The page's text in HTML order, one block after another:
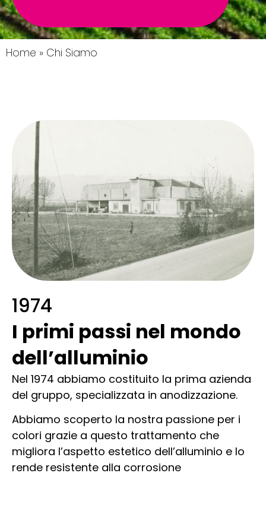
Home » Chi Siamo
1974
I primi passi nel mondo
dell’alluminio
Nel 1974 abbiamo costituito la prima azienda
del gruppo, specializzata in anodizzazione.
Abbiamo scoperto la nostra passione per i
colori grazie a questo trattamento che
migliora l’aspetto estetico dell’alluminio e lo
rende resistente alla corrosione